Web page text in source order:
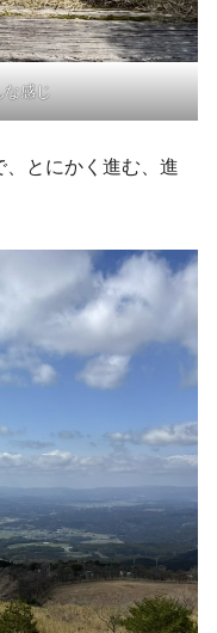
な感じ
、とにかく進む、進